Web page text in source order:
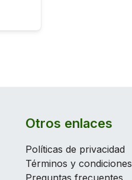
Otros enlaces
Políticas de privacidad
Términos y condiciones